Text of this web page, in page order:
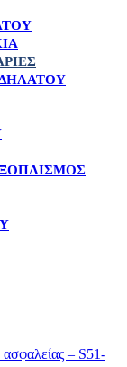
– S51-